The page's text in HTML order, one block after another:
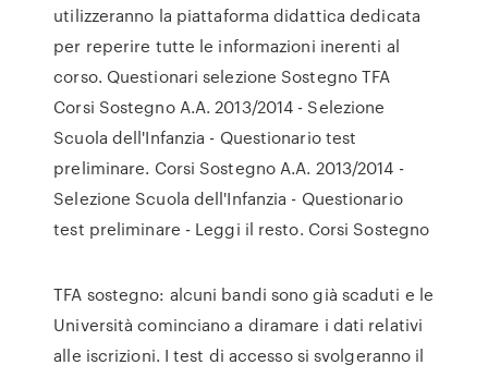
utilizzeranno la piattaforma didattica dedicata
per reperire tutte le informazioni inerenti al
corso. Questionari selezione Sostegno TFA
Corsi Sostegno A.A. 2013/2014 - Selezione
Scuola dell'Infanzia - Questionario test
preliminare. Corsi Sostegno A.A. 2013/2014 -
Selezione Scuola dell'Infanzia - Questionario
test preliminare - Leggi il resto. Corsi Sostegno
TFA sostegno: alcuni bandi sono già scaduti e le
Università cominciano a diramare i dati relativi
alle iscrizioni. I test di accesso si svolgeranno il